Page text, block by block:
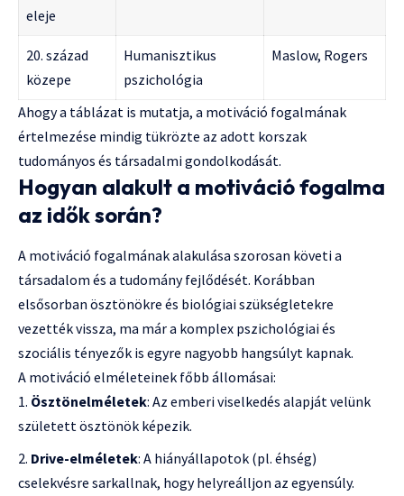
eleje
20. század
közepe
Humanisztikus
pszichológia
Maslow, Rogers
Ahogy a táblázat is mutatja, a motiváció fogalmának
értelmezése mindig tükrözte az adott korszak
tudományos és társadalmi gondolkodását.
Hogyan alakult a motiváció fogalma
az idők során?
A motiváció fogalmának alakulása szorosan követi a
társadalom és a tudomány fejlődését. Korábban
elsősorban ösztönökre és biológiai szükségletekre
vezették vissza, ma már a komplex pszichológiai és
szociális tényezők is egyre nagyobb hangsúlyt kapnak.
A motiváció elméleteinek főbb állomásai:
Ösztönelméletek: Az emberi viselkedés alapját velünk
született ösztönök képezik.
Drive-elméletek: A hiányállapotok (pl. éhség)
cselekvésre sarkallnak, hogy helyreálljon az egyensúly.